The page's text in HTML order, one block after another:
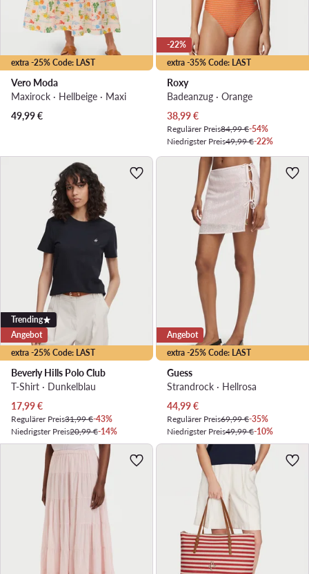
extra -25% Code: LAST
Vero Moda
Maxirock · Hellbeige · Maxi
49,99€
extra -35% Code: LAST
-22%
Roxy
Badeanzug · Orange
Aktueller Preis
38,99€
Regulärer Preis84,99 €-54%
Niedrigster Preis49,99 €-22%
extra -25% Code: LAST
Trending
Angebot
Beverly Hills Polo Club
T-Shirt · Dunkelblau
Aktueller Preis
17,99€
Regulärer Preis31,99 €-43%
Niedrigster Preis20,99 €-14%
extra -25% Code: LAST
Angebot
Guess
Strandrock · Hellrosa
Aktueller Preis
44,99€
Regulärer Preis69,99 €-35%
Niedrigster Preis49,99 €-10%